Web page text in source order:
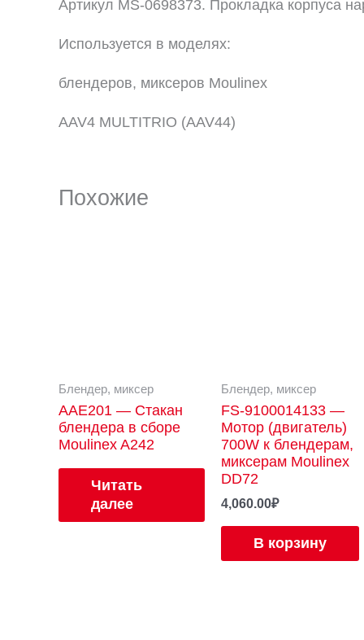
Артикул MS-0698373. Прокладка корпуса
Используется в моделях:
блендеров, миксеров Moulinex
AAV4 MULTITRIO (AAV44)
Похожие
Блендер, миксер
AAE201 — Стакан
блендера в сборе
Moulinex A242
Читать
далее
Блендер, миксер
FS-9100014133 —
Мотор (двигатель)
700W к блендерам,
миксерам Moulinex
DD72
4,060.00₽
В корзину